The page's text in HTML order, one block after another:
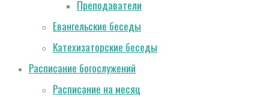
Преподаватели
Евангельские беседы
Катехизаторские беседы
Расписание богослужений
Расписание на месяц